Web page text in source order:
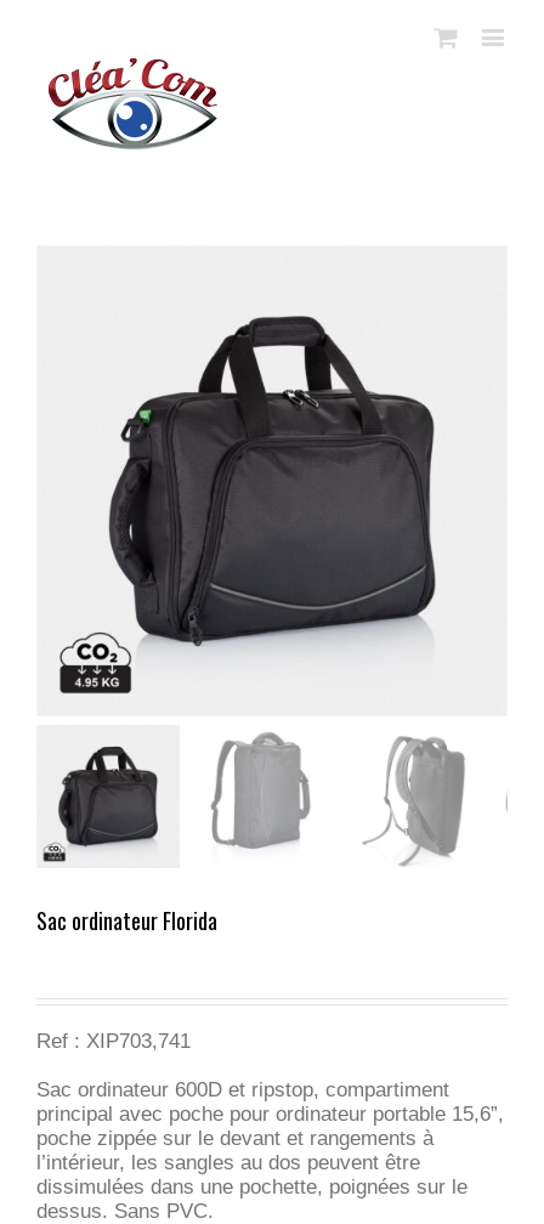
Sac ordinateur Florida
Ref : XIP703,741
Sac ordinateur 600D et ripstop, compartiment
principal avec poche pour ordinateur portable 15,6”,
poche zippée sur le devant et rangements à
l’intérieur, les sangles au dos peuvent être
dissimulées dans une pochette, poignées sur le
dessus. Sans PVC.